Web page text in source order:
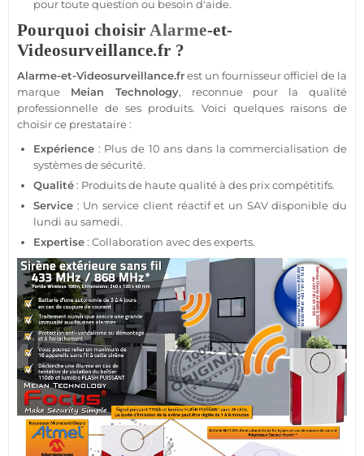
pour toute question ou besoin d'aide.
Pourquoi choisirAlarme-et-
Videosurveillance.fr ?
Alarme-et-Videosurveillance.frest un fournisseur officiel de la
marque Meian Technology, reconnue pour la qualité
professionnelle de ses produits. Voici quelques raisons de
choisir ce prestataire :
Expérience : Plus de 10 ans dans la commercialisation de
systèmes desécurité.
Qualité: Produits de haute qualité à des prix compétitifs.
Service : Un service client réactif et un SAV disponible du
lundi au samedi.
Expertise: Collaboration avec des experts.